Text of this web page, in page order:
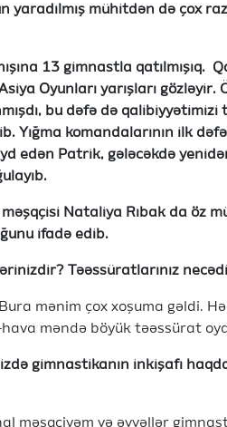
mühitdən də çox
13 gimnastla qatılmışıq.
Oyunları yarışları gözləyir.
bu dəfə də
Yığma komandalarının ilk
edən Patrik, gələcəkdə
məşqçisi Nataliya Rıbak da öz
ifadə edib.
Təəssüratlarınız
mənim çox xoşuma gəldi.
məndə böyük təəssürat
gimnastikanın inkişafı
məşqçiyəm və əvvəllər